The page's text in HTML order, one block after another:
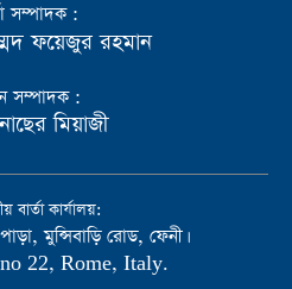
সম্পাদক :
ফয়েজুর রহমান
সম্পাদক :
মিয়াজী
বার্তা কার্যালয়:
মুন্সিবাড়ি রোড, ফেনী।
22, Rome, Italy.